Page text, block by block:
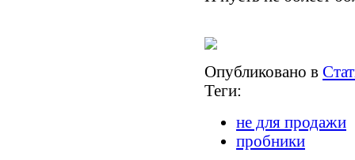
Опубликовано в
Теги:
не для продажи
пробники